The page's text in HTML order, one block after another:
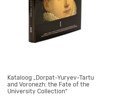
Kataloog „Dorpat-Yuryev-Tartu
and Voronezh: the Fate of the
University Collection“